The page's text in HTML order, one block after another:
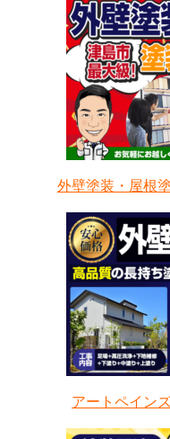
外壁塗装・屋根
アートペイン